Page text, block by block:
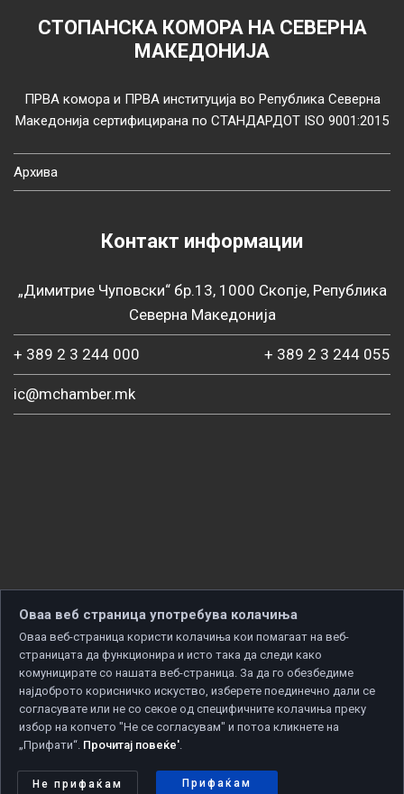
СТОПАНСКА КОМОРА НА СЕВЕРНА
МАКЕДОНИЈА
ПРВА комора и ПРВА институција во Република Северна
Македонија сертифицирана по СТАНДАРДОТ ISO 9001:2015
Архива
Контакт информации
„Димитрие Чуповски“ бр.13, 1000 Скопје, Република
Северна Македонија
+ 389 2 3 244 000 + 389 2 3 244 055
ic@mchamber.mk
Copyright © 2026 Developed by
Политика за приватност | Политика за колачиња
Оваа веб страница употребува колачиња
Оваа веб-страница користи колачиња кои помагаат на веб-
страницата да функционира и исто така да следи како
комуницирате со нашата веб-страница. За да го обезбедиме
најдоброто корисничко искуство, изберете поединечно дали се
согласувате или не со секое од специфичните колачиња преку
избор на копчето "Не се согласувам" и потоа кликнете на
„Прифати“. Прочитај повеќе'.
Не прифаќам Прифаќам